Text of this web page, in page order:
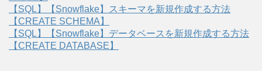
【SQL】【Snowflake】スキーマを新規作成する方法
【CREATE SCHEMA】
【SQL】【Snowflake】データベースを新規作成する方法
【CREATE DATABASE】